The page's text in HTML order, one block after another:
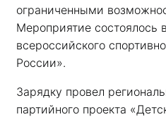
ограниченными
Мероприятие состоялось
всероссийского
России».
Зарядку провел
партийного проекта